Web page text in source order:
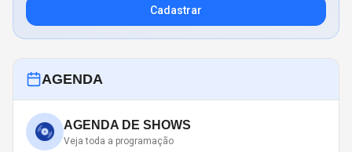
Cadastrar
AGENDA
AGENDA DE SHOWS
Veja toda a programação